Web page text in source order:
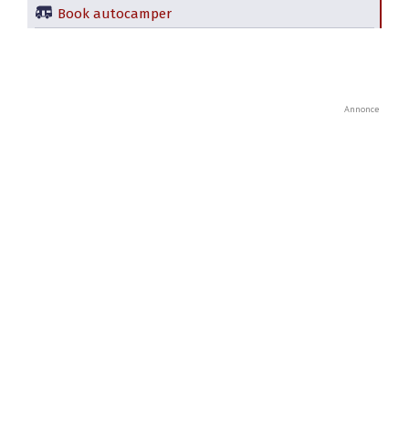
Book autocamper
Annonce